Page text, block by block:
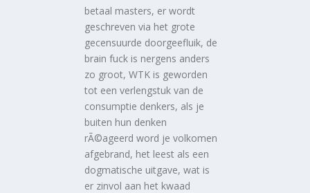
betaal masters, er wordt
geschreven via het grote
gecensuurde doorgeefluik, de
brain fuck is nergens anders
zo groot, WTK is geworden
tot een verlengstuk van de
consumptie denkers, als je
buiten hun denken
rÃ©ageerd word je volkomen
afgebrand, het leest als een
dogmatische uitgave, wat is
er zinvol aan het kwaad